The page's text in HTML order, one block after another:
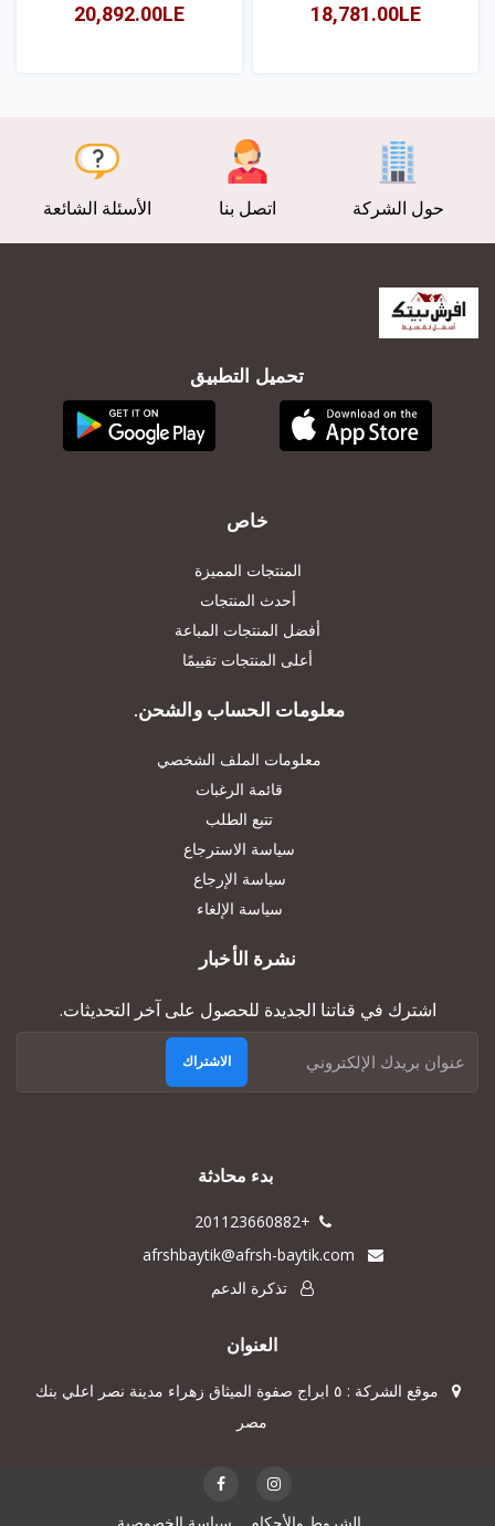
18,781.00LE
20,892.00LE
حول الشركة اتصل بنا الأسئلة الشائعة
تحميل التطبيق
خاص
المنتجات المميزة
أحدث المنتجات
أفضل المنتجات المباعة
أعلى المنتجات تقييمًا
معلومات الحساب والشحن.
معلومات الملف الشخصي
قائمة الرغبات
تتبع الطلب
سياسة الاسترجاع
سياسة الإرجاع
سياسة الإلغاء
نشرة الأخبار
اشترك في قناتنا الجديدة للحصول على آخر التحديثات.
الاشتراك
بدء محادثة
+201123660882
afrshbaytik@afrsh-baytik.com
تذكرة الدعم
العنوان
موقع الشركة : ٥ ابراج صفوة الميثاق زهراء مدينة نصر اعلي بنك
مصر